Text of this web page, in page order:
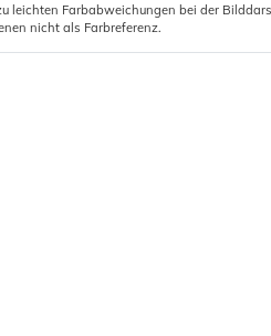
leichten Farbabweichungen bei der
nicht als Farbreferenz.